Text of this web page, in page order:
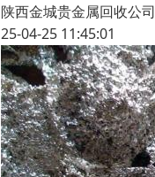
陕西金城贵金属回收公司
25-04-25 11:45:01